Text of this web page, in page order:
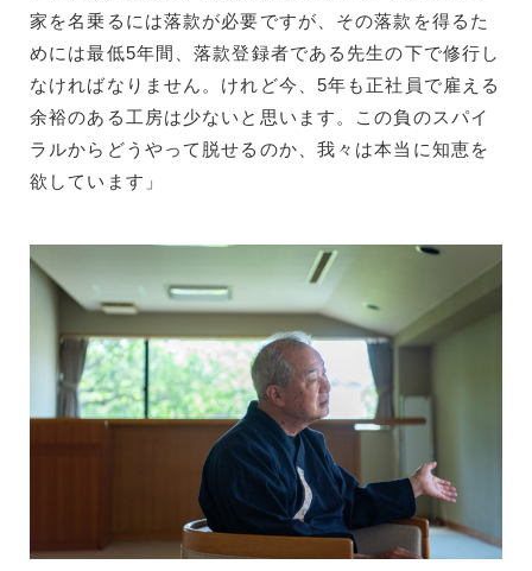
家を名乗るには落款が必要ですが、その落款を得るた
めには最低5年間、落款登録者である先生の下で修行し
なければなりません。けれど今、5年も正社員で雇える
余裕のある工房は少ないと思います。この負のスパイ
ラルからどうやって脱せるのか、我々は本当に知恵を
欲しています」